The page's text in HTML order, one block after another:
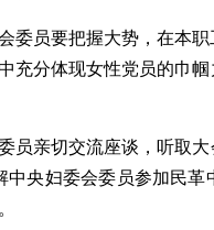
委员要把握大势，在本
充分体现女性党员的巾
员亲切交流座谈，听取
中央妇委会委员参加民